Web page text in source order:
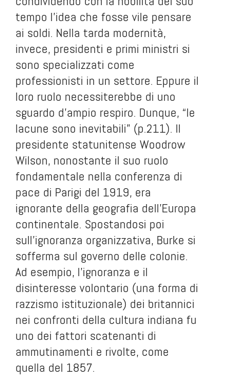
tempo l’idea che fosse vile pensare
ai soldi. Nella tarda modernità,
invece, presidenti e primi ministri si
sono specializzati come
professionisti in un settore. Eppure il
loro ruolo necessiterebbe di uno
sguardo d’ampio respiro. Dunque, “le
lacune sono inevitabili” (p.211). Il
presidente statunitense Woodrow
Wilson, nonostante il suo ruolo
fondamentale nella conferenza di
pace di Parigi del 1919, era
ignorante della geografia dell’Europa
continentale. Spostandosi poi
sull’ignoranza organizzativa, Burke si
sofferma sul governo delle colonie.
Ad esempio, l’ignoranza e il
disinteresse volontario (una forma di
razzismo istituzionale) dei britannici
nei confronti della cultura indiana fu
uno dei fattori scatenanti di
ammutinamenti e rivolte, come
quella del 1857.